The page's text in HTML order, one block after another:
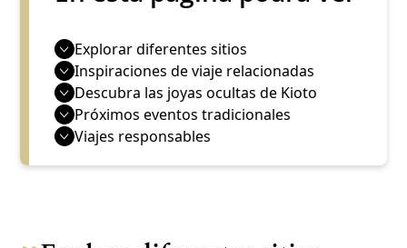
Explorar diferentes sitios
Inspiraciones de viaje relacionadas
Descubra las joyas ocultas de Kioto
Próximos eventos tradicionales
Viajes responsables